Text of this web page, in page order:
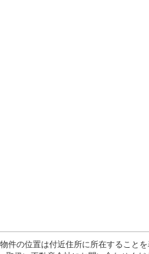
件の位置は付近住所に所在すること